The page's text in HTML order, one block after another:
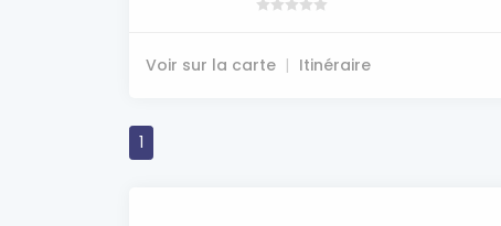
Voir sur la carte Itinéraire
1